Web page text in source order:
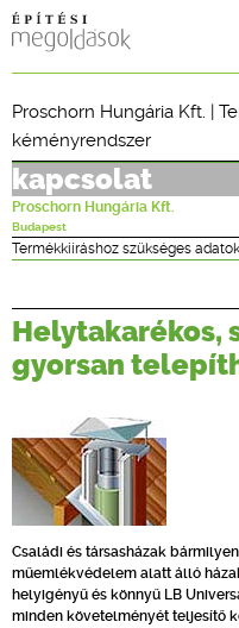
CPR
Proschorn Hungária Kft. |
kéményrendszer
kapcsolat
Proschorn Hungária Kft.
Budapest
Termékkiíráshoz szükséges
Helytakarékos,
gyorsan
Családi és társasházak
műemlékvédelem alatt álló
helyigényű és könnyű LB
minden követelményét teljesítő